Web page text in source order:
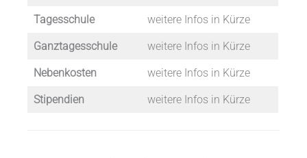
Tagesschule weitere Infos in Kürze
Ganztagesschule weitere Infos in Kürze
Nebenkosten weitere Infos in Kürze
Stipendien weitere Infos in Kürze